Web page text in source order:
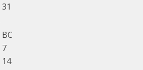
31
ВС
7
14